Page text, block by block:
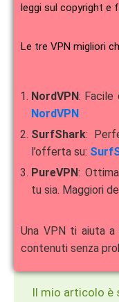
leggi sul copyright e
Le tre VPN migliori
NordVPN: Facile
NordVPN
SurfShark:
l’offerta su:
PureVPN:
tu sia. Maggiori
Una VPN ti aiuta a
contenuti senza
Il mio articolo è